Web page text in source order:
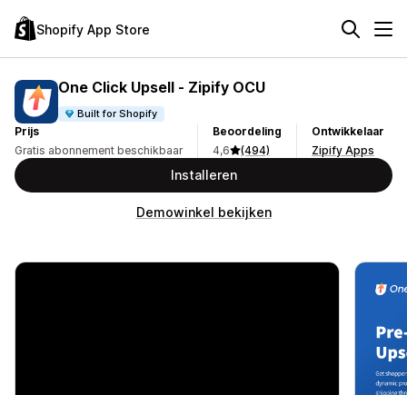
Shopify App Store
One Click Upsell ‑ Zipify OCU
Built for Shopify
Prijs
Gratis abonnement beschikbaar
Beoordeling
4,6
(494)
Ontwikkelaar
Zipify Apps
Installeren
Demowinkel bekijken